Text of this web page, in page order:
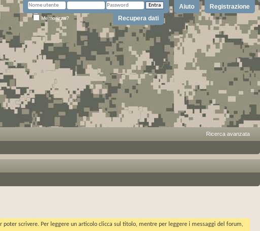
Registrazione
Aiuto
Memorizza? Recupera dati
Ricerca avanzata
poter scrivere. Per leggere un articolo clicca sul titolo, mentre per leggere i messaggi del forum,